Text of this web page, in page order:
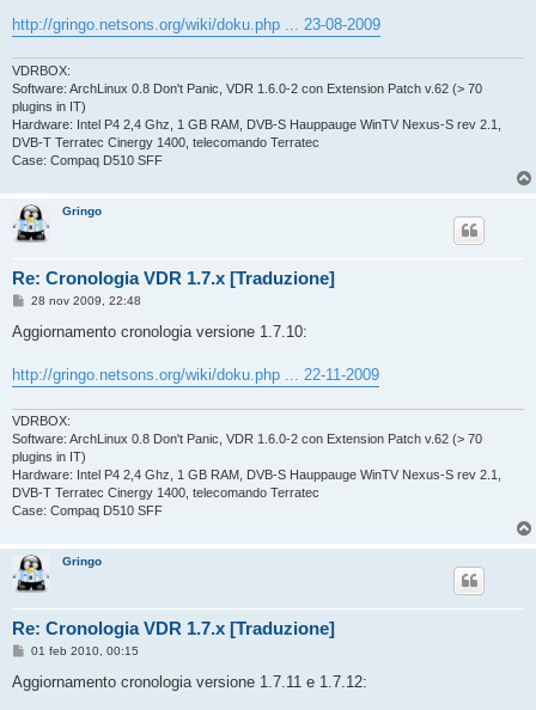
g
g
o
http://gringo.netsons.org/wiki/doku.php ... 23-08-2009
VDRBOX:
Software: ArchLinux 0.8 Don't Panic, VDR 1.6.0-2 con Extension Patch v.62 (> 70
plugins in IT)
Hardware: Intel P4 2,4 Ghz, 1 GB RAM, DVB-S Hauppauge WinTV Nexus-S rev 2.1,
DVB-T Terratec Cinergy 1400, telecomando Terratec
Case: Compaq D510 SFF
Gringo
Re: Cronologia VDR 1.7.x [Traduzione]
M
s
s
g
g
o
28 nov 2009, 22:48
Aggiornamento cronologia versione 1.7.10:
http://gringo.netsons.org/wiki/doku.php ... 22-11-2009
VDRBOX:
Software: ArchLinux 0.8 Don't Panic, VDR 1.6.0-2 con Extension Patch v.62 (> 70
plugins in IT)
Hardware: Intel P4 2,4 Ghz, 1 GB RAM, DVB-S Hauppauge WinTV Nexus-S rev 2.1,
DVB-T Terratec Cinergy 1400, telecomando Terratec
Case: Compaq D510 SFF
Gringo
Re: Cronologia VDR 1.7.x [Traduzione]
M
s
s
01 feb 2010, 00:15
Aggiornamento cronologia versione 1.7.11 e 1.7.12: